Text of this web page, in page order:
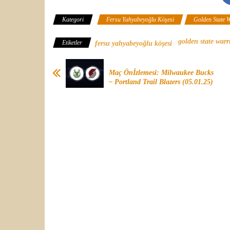
Kategori Fersu Yahyabeyoğlu Köşesi Golden State
Etiketler fersu yahyabeyoğlu köşesi golden state
Maç Önİzlemesi: Milwaukee Bucks
– Portland Trail Blazers (05.01.25)